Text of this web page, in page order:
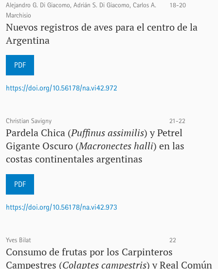
Alejandro G. Di Giacomo, Adrián S. Di Giacomo, Carlos A.
Marchisio
18-20
Nuevos registros de aves para el centro de la
Argentina
PDF
https://doi.org/10.56178/na.vi42.972
Christian Savigny 21-22
Pardela Chica (Puffinus assimilis) y Petrel
Gigante Oscuro (Macronectes halli) en las
costas continentales argentinas
PDF
https://doi.org/10.56178/na.vi42.973
Yves Bilat 22
Consumo de frutas por los Carpinteros
Campestres (Colaptes campestris) y Real Común